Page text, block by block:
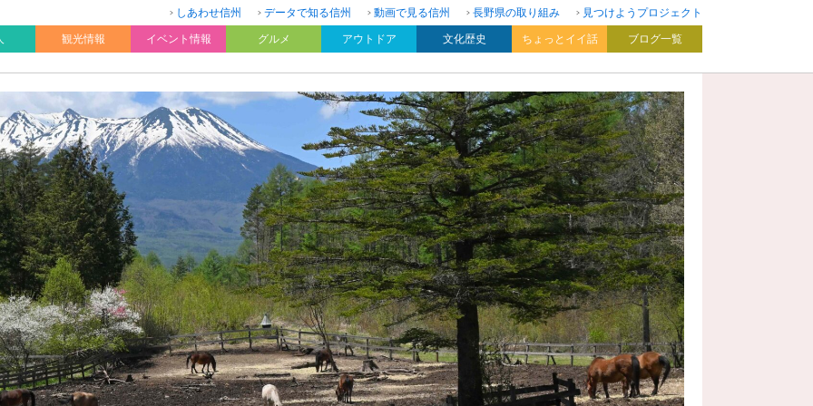
しあわせ信州 データで知る信州 動画で見る信州 長野県の取り組み
見つけようプロジェクト
観光情報 イベント情報 グルメ アウトドア 文化歴史 ちょっとイイ話 ブログ一覧